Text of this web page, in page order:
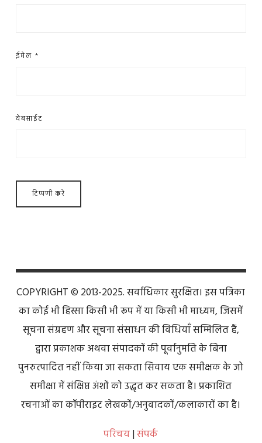
ईमेल *
वेबसाईट
COPYRIGHT © 2013-2025. सर्वाधिकार सुरक्षित। इस पत्रिका
का कोई भी हिस्सा किसी भी रूप में या किसी भी माध्यम, जिसमें
सूचना संग्रहण और सूचना संसाधन की विधियाँ सम्मिलित हैं,
द्वारा प्रकाशक अथवा संपादकों की पूर्वानुमति के बिना
पुनरुत्पादित नहीं किया जा सकता सिवाय एक समीक्षक के जो
समीक्षा में संक्षिप्त अंशों को उद्धृत कर सकता है। प्रकाशित
रचनाओं का कॉपीराइट लेखकों/अनुवादकों/कलाकारों का है।
परिचय|संपर्क